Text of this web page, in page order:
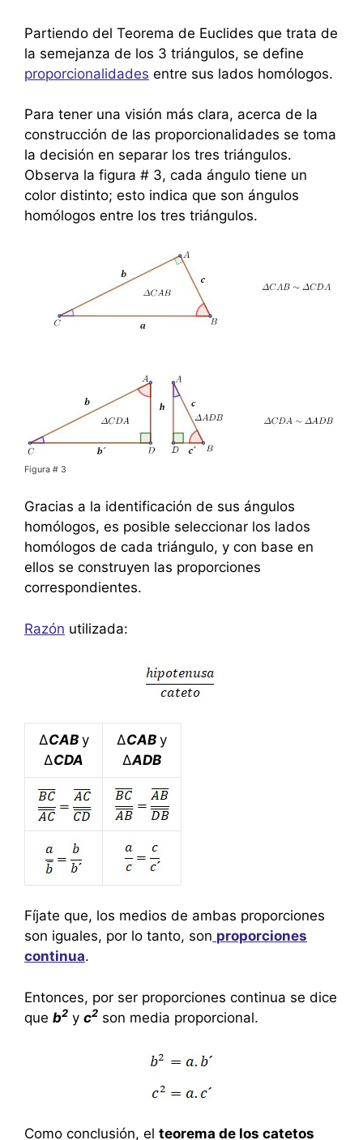
Partiendo del Teorema de Euclides que trata de
la semejanza de los 3 triángulos, se define
proporcionalidades entre sus lados homólogos.
Para tener una visión más clara, acerca de la
construcción de las proporcionalidades se toma
la decisión en separar los tres triángulos.
Observa la figura # 3, cada ángulo tiene un
color distinto; esto indica que son ángulos
homólogos entre los tres triángulos.
Figura # 3
Gracias a la identificación de sus ángulos
homólogos, es posible seleccionar los lados
homólogos de cada triángulo, y con base en
ellos se construyen las proporciones
correspondientes.
Razón utilizada:
ΔCAB y
ΔCDA
ΔCAB y
ΔADB
Fíjate que, los medios de ambas proporciones
son iguales, por lo tanto, son proporciones
continua.
Entonces, por ser proporciones continua se dice
que b2 y c2 son media proporcional.
Como conclusión, el teorema de los catetos